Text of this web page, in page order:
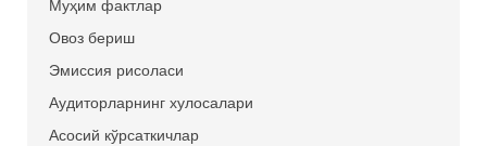
Муҳим фактлар
Овоз бериш
Эмиссия рисоласи
Аудиторларнинг хулосалари
Асосий кўрсаткичлар